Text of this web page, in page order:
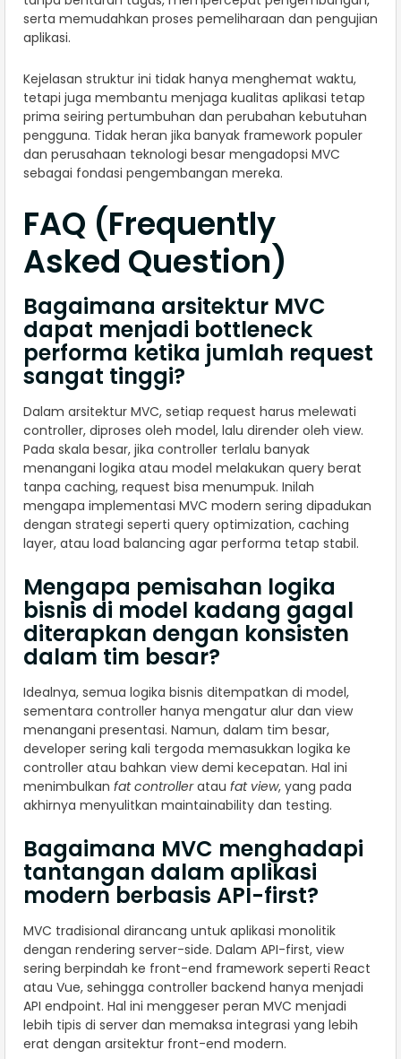
serta memudahkan proses pemeliharaan dan pengujian
aplikasi.
Kejelasan struktur ini tidak hanya menghemat waktu,
tetapi juga membantu menjaga kualitas aplikasi tetap
prima seiring pertumbuhan dan perubahan kebutuhan
pengguna. Tidak heran jika banyak framework populer
dan perusahaan teknologi besar mengadopsi MVC
sebagai fondasi pengembangan mereka.
FAQ (Frequently
Asked Question)
Bagaimana arsitektur MVC
dapat menjadi bottleneck
performa ketika jumlah request
sangat tinggi?
Dalam arsitektur MVC, setiap request harus melewati
controller, diproses oleh model, lalu dirender oleh view.
Pada skala besar, jika controller terlalu banyak
menangani logika atau model melakukan query berat
tanpa caching, request bisa menumpuk. Inilah
mengapa implementasi MVC modern sering dipadukan
dengan strategi seperti query optimization, caching
layer, atau load balancing agar performa tetap stabil.
Mengapa pemisahan logika
bisnis di model kadang gagal
diterapkan dengan konsisten
dalam tim besar?
Idealnya, semua logika bisnis ditempatkan di model,
sementara controller hanya mengatur alur dan view
menangani presentasi. Namun, dalam tim besar,
developer sering kali tergoda memasukkan logika ke
controller atau bahkan view demi kecepatan. Hal ini
menimbulkan fat controlleratau fat view, yang pada
akhirnya menyulitkan maintainability dan testing.
Bagaimana MVC menghadapi
tantangan dalam aplikasi
modern berbasis API-first?
MVC tradisional dirancang untuk aplikasi monolitik
dengan rendering server-side. Dalam API-first, view
sering berpindah ke front-end framework seperti React
atau Vue, sehingga controller backend hanya menjadi
API endpoint. Hal ini menggeser peran MVC menjadi
lebih tipis di server dan memaksa integrasi yang lebih
erat dengan arsitektur front-end modern.